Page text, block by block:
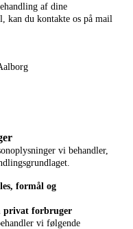
af dine
kan du kontakte os på mail
vi behandler,
formål og
privat forbruger
vi følgende